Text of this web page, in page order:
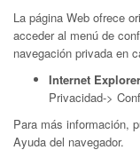
La página Web ofrece
acceder al menú de
navegación privada en
Internet Explorer
Privacidad->
Para más información,
Ayuda del navegador.